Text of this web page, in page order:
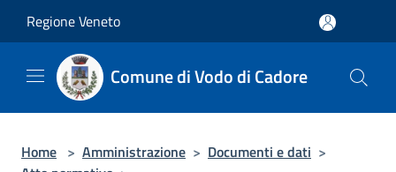
Regione Veneto
Comune di Vodo di Cadore
Home > Amministrazione > Documenti e dati >